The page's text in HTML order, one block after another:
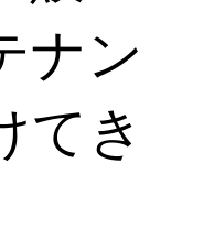
ナン
てき